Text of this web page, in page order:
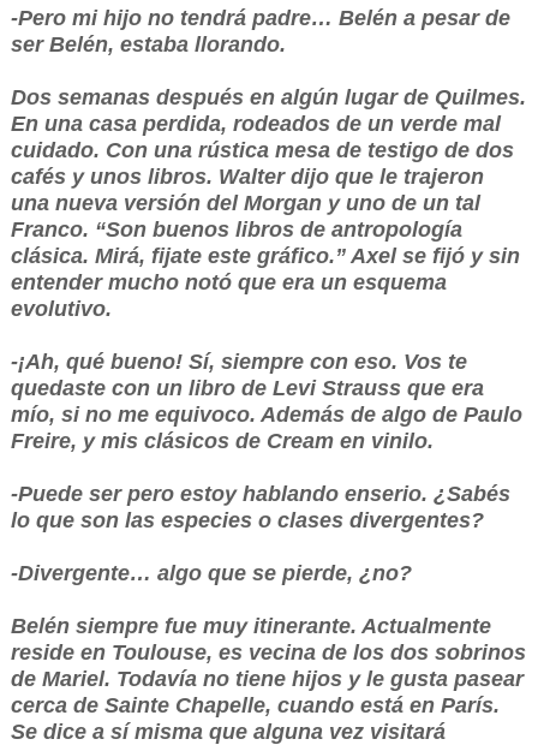
-Pero mi hijo no tendrá padre… Belén a pesar de
ser Belén, estaba llorando.
Dos semanas después en algún lugar de Quilmes.
En una casa perdida, rodeados de un verde mal
cuidado. Con una rústica mesa de testigo de dos
cafés y unos libros. Walter dijo que le trajeron
una nueva versión del Morgan y uno de un tal
Franco. “Son buenos libros de antropología
clásica. Mirá, fijate este gráfico.” Axel se fijó y sin
entender mucho notó que era un esquema
evolutivo.
-¡Ah, qué bueno! Sí, siempre con eso. Vos te
quedaste con un libro de Levi Strauss que era
mío, si no me equivoco. Además de algo de Paulo
Freire, y mis clásicos de Cream en vinilo.
-Puede ser pero estoy hablando enserio. ¿Sabés
lo que son las especies o clases divergentes?
-Divergente… algo que se pierde, ¿no?
Belén siempre fue muy itinerante. Actualmente
reside en Toulouse, es vecina de los dos sobrinos
de Mariel. Todavía no tiene hijos y le gusta pasear
cerca de Sainte Chapelle, cuando está en París.
Se dice a sí misma que alguna vez visitará